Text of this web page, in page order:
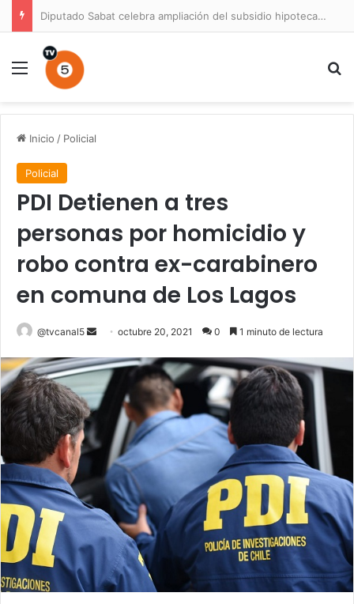
Diputado Sabat celebra ampliación del subsidio hipotecario con viviendas de hasta 6.000 UF
Menú
Inicio / Policial
Policial
PDI Detienen a tres
personas por homicidio y
robo contra ex-carabinero
en comuna de Los Lagos
@tvcanal5
Send
email
octubre 20, 2021 0 1 minuto de lectura